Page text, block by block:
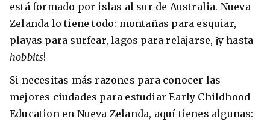
está formado por islas al sur de Australia. Nueva
Zelanda lo tiene todo: montañas para esquiar,
playas para surfear, lagos para relajarse, ¡y hasta
hobbits!
Si necesitas más razones para conocer las
mejores ciudades para estudiar Early Childhood
Education en Nueva Zelanda, aquí tienes algunas: